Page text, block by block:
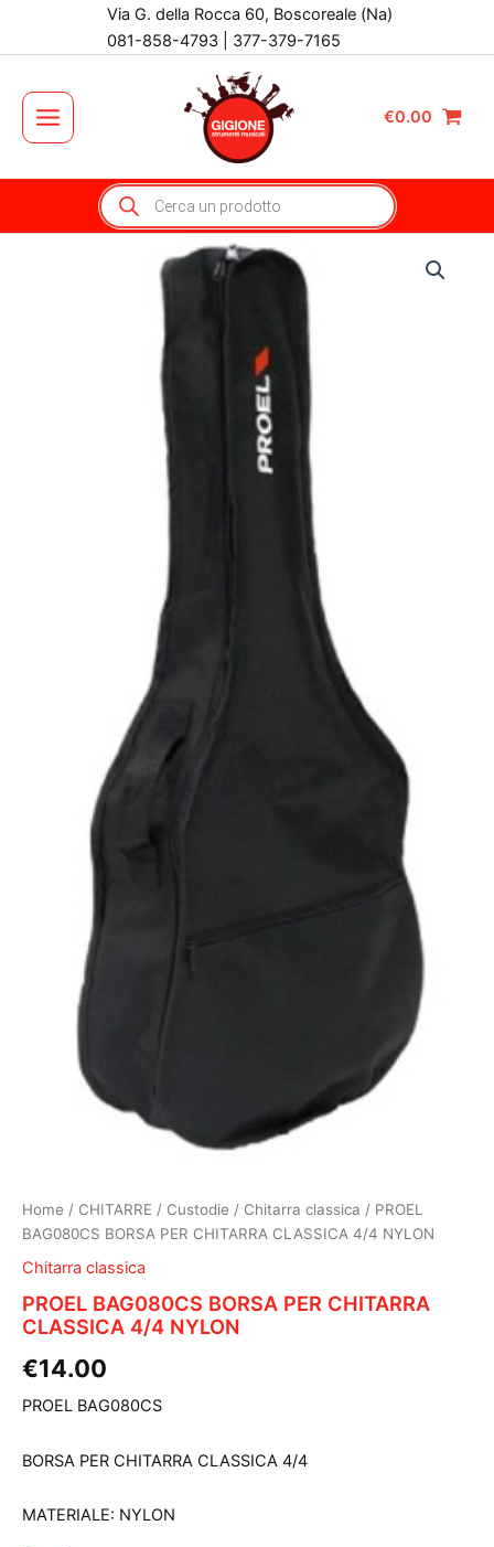
Via G. della Rocca 60, Boscoreale (Na)
081-858-4793 | 377-379-7165
Main
Menu
€0.00
Products
search
Home / CHITARRE / Custodie / Chitarra classica / PROEL
BAG080CS BORSA PER CHITARRA CLASSICA 4/4 NYLON
Chitarra classica
PROEL BAG080CS BORSA PER CHITARRA
CLASSICA 4/4 NYLON
€14.00
PROEL BAG080CS
BORSA PER CHITARRA CLASSICA 4/4
MATERIALE: NYLON